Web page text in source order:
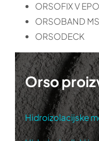
ORSOFIX V
ORSOBAND
ORSODECK
Orso
Hidroizolacijske